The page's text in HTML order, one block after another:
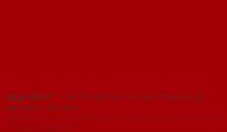
SaigonDoor™ - Hệ thống Showroom cửa thép cửa gỗ
hàng đầu Việt Nam
Copyright ⓒ 2016 – 2026 SaigonDoor™ - www.cuathepcuago.com | Đơn
vị chủ quản SaigonDoor